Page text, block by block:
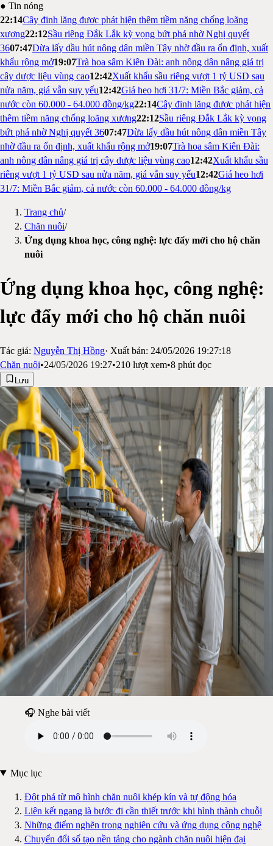
● Tin nóng
22:14Cây đinh lăng được phát hiện thêm tiềm năng chống loãng
xương22:12Sầu riêng Đắk Lắk kỳ vọng bứt phá nhờ Nghị quyết
3607:47Dừa lấy dầu hút nông dân miền Tây nhờ đầu ra ổn định, xuất
khẩu rộng mở19:07Trà hoa sâm Kiên Đài: anh nông dân nâng giá trị
cây dược liệu vùng cao12:42Xuất khẩu sầu riêng vượt 1 tỷ USD sau
nửa năm, giá vẫn suy yếu12:42Giá heo hơi 31/7: Miền Bắc giảm, cả
nước còn 60.000 - 64.000 đồng/kg22:14Cây đinh lăng được phát hiện
thêm tiềm năng chống loãng xương22:12Sầu riêng Đắk Lắk kỳ vọng
bứt phá nhờ Nghị quyết 3607:47Dừa lấy dầu hút nông dân miền Tây
nhờ đầu ra ổn định, xuất khẩu rộng mở19:07Trà hoa sâm Kiên Đài:
anh nông dân nâng giá trị cây dược liệu vùng cao12:42Xuất khẩu sầu
riêng vượt 1 tỷ USD sau nửa năm, giá vẫn suy yếu12:42Giá heo hơi
31/7: Miền Bắc giảm, cả nước còn 60.000 - 64.000 đồng/kg
Trang chủ/
Chăn nuôi/
Ứng dụng khoa học, công nghệ: lực đẩy mới cho hộ chăn
nuôi
Ứng dụng khoa học, công nghệ:
lực đẩy mới cho hộ chăn nuôi
Tác giả: Nguyễn Thị Hồng· Xuất bản: 24/05/2026 19:27:18
Chăn nuôi•24/05/2026 19:27•210 lượt xem•8 phút đọc
Lưu
🎧 Nghe bài viết
Mục lục
Đột phá từ mô hình chăn nuôi khép kín và tự động hóa
Liên kết ngang là bước đi cần thiết trước khi hình thành chuỗi
Những điểm nghẽn trong nghiên cứu và ứng dụng công nghệ
Chuyển đổi số tạo nền tảng cho ngành chăn nuôi hiện đại